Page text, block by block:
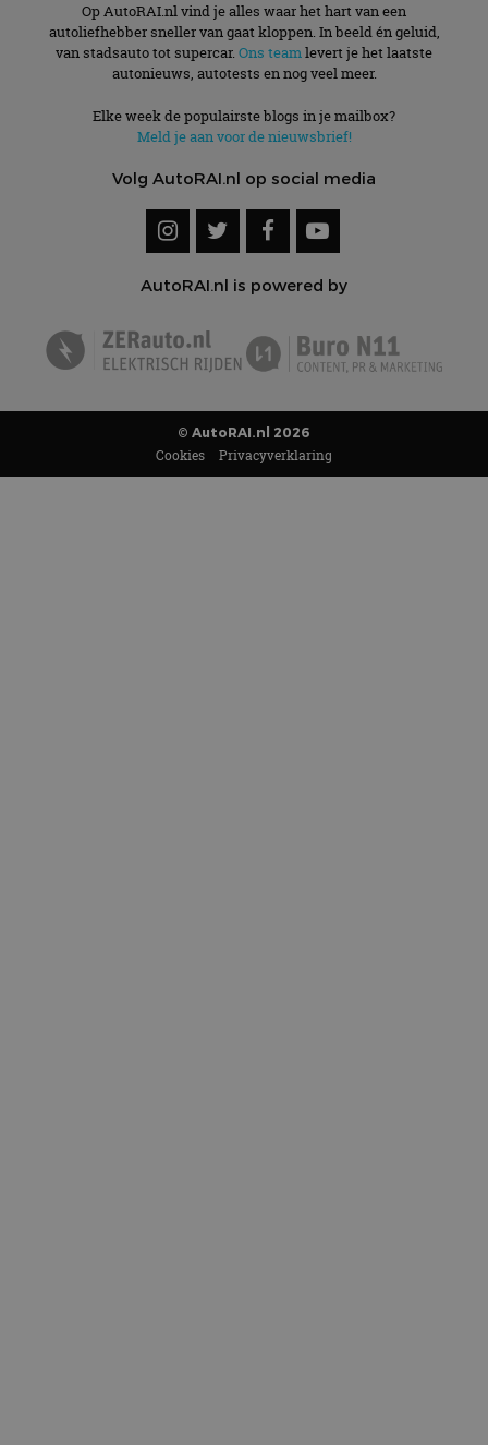
Op AutoRAI.nl vind je alles waar het hart van een
autoliefhebber sneller van gaat kloppen. In beeld én geluid,
van stadsauto tot supercar. Ons teamlevert je het laatste
autonieuws, autotests en nog veel meer.
Elke week de populairste blogs in je mailbox?
Meld je aan voor de nieuwsbrief!
Volg AutoRAI.nl op social media
AutoRAI.nl is powered by
© AutoRAI.nl 2026
Cookies Privacyverklaring